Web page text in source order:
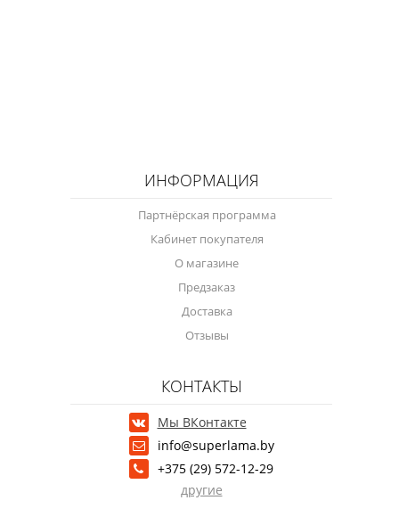
ИНФОРМАЦИЯ
Партнёрская программа
Кабинет покупателя
О магазине
Предзаказ
Доставка
Отзывы
КОНТАКТЫ
Мы ВКонтакте
info@superlama.by
+375 (29) 572-12-29
другие